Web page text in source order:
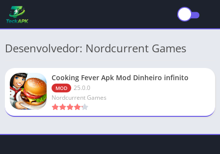
Desenvolvedor: Nordcurrent Games
Cooking Fever Apk Mod Dinheiro infinito
MOD
25.0.0
Nordcurrent Games